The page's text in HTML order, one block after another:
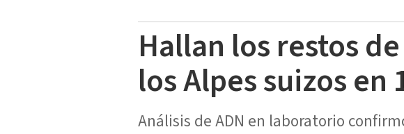
Hallan los restos
los Alpes suizos en
Análisis de ADN en laboratorio